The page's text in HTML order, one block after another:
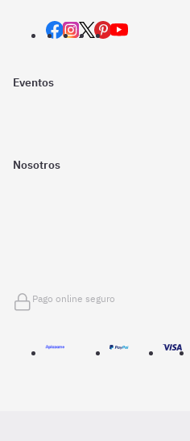
Eventos
Nosotros
Pago online seguro